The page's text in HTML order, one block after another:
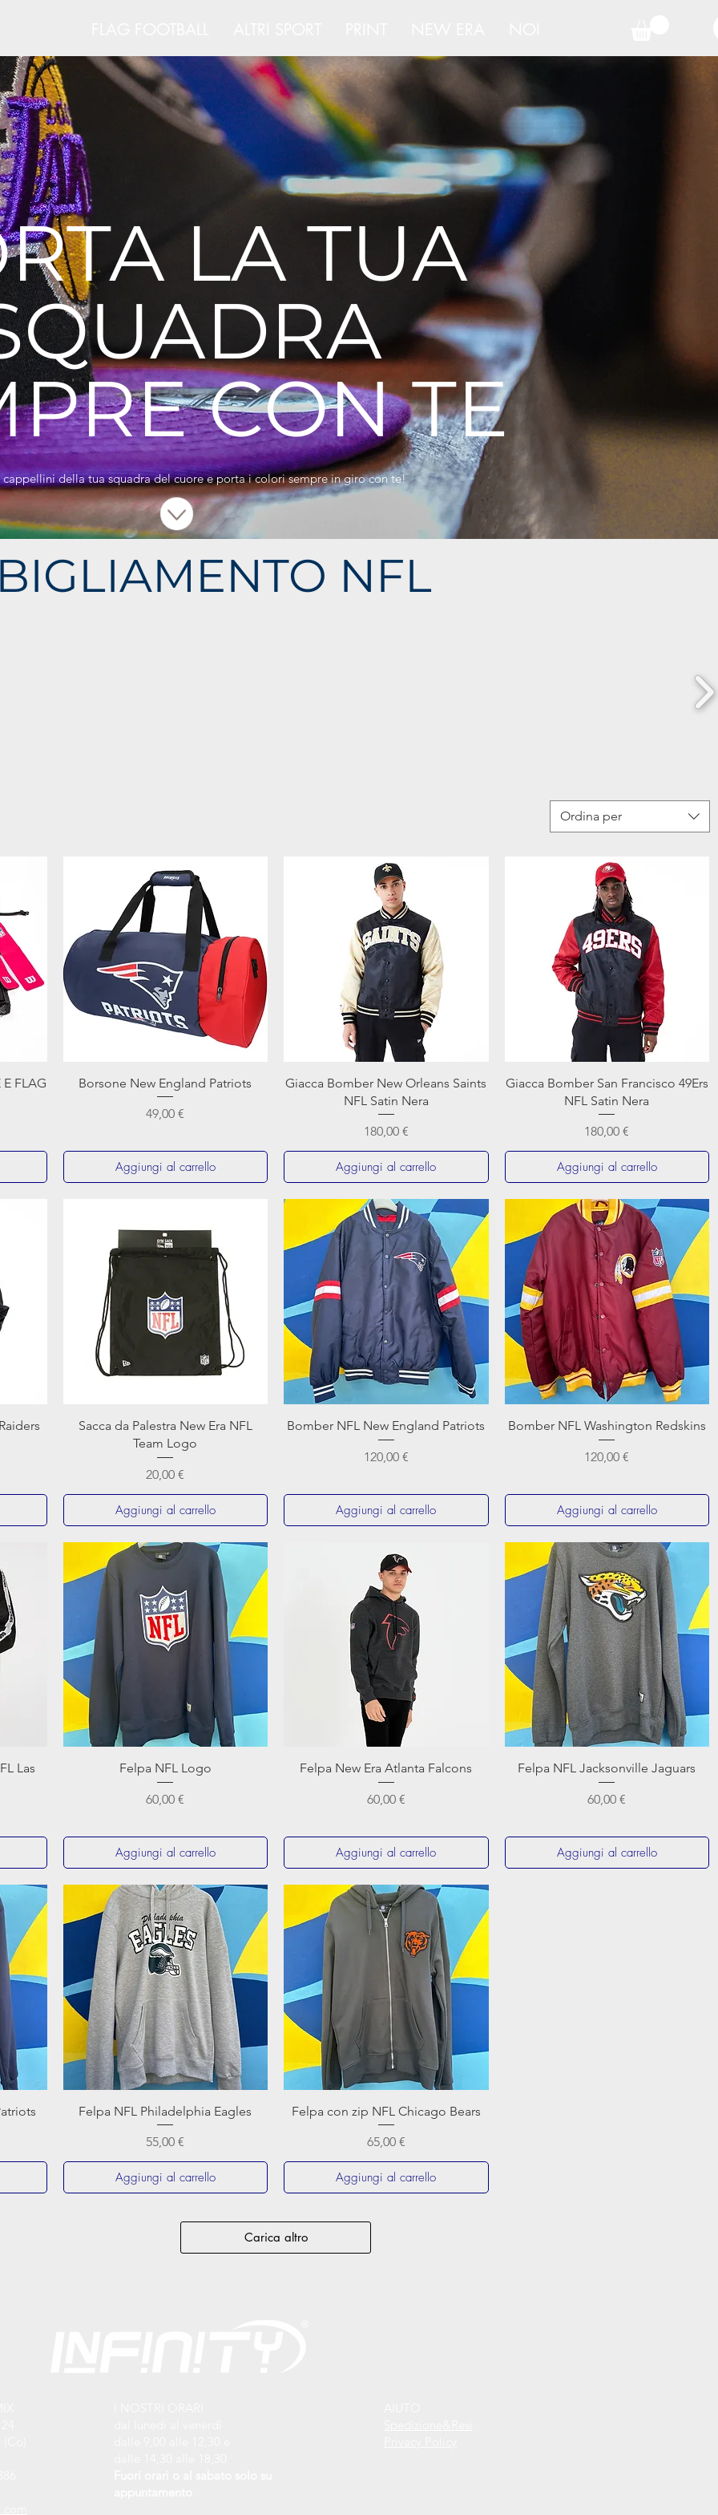
LA TUA
CON TE
cappellini della tua squadra del cuore e porta i colori sempre in giro con te!
NFL
football americano
Ordina per
E FLAG
Vista rapida
Borsone New England Patriots
Prezzo
49,00 €
Aggiungi al carrello
Vista rapida
Giacca Bomber New Orleans Saints
NFL Satin Nera
Prezzo
180,00 €
Aggiungi al carrello
Vista rapida
Giacca Bomber San Francisco 49Ers
NFL Satin Nera
Prezzo
180,00 €
Aggiungi al carrello
Vista rapida
Sacca da Palestra New Era NFL
Team Logo
Prezzo
20,00 €
Aggiungi al carrello
Vista rapida
Bomber NFL New England Patriots
Prezzo
120,00 €
Aggiungi al carrello
Vista rapida
Bomber NFL Washington Redskins
Prezzo
120,00 €
Aggiungi al carrello
Las
Vista rapida
Felpa NFL Logo
Prezzo
60,00 €
Aggiungi al carrello
Vista rapida
Felpa New Era Atlanta Falcons
Prezzo
60,00 €
Aggiungi al carrello
Vista rapida
Felpa NFL Jacksonville Jaguars
Prezzo
60,00 €
Aggiungi al carrello
Vista rapida
Felpa NFL Philadelphia Eagles
Prezzo
55,00 €
Aggiungi al carrello
Vista rapida
Felpa con zip NFL Chicago Bears
Prezzo
65,00 €
Aggiungi al carrello
Carica altro